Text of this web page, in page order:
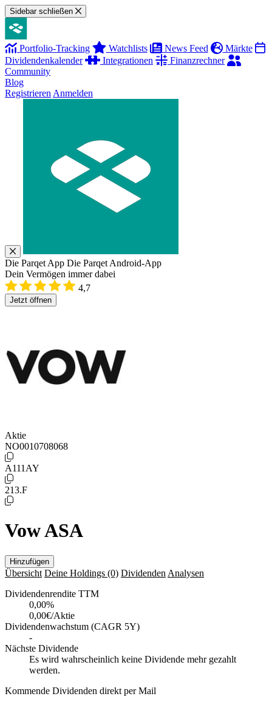
Sidebar schließen
Portfolio-Tracking Watchlists News Feed
Märkte
Dividendenkalender
Integrationen
Finanzrechner
Community
Blog
Registrieren Anmelden
Die Parqet App Die Parqet Android-App
Dein Vermögen immer dabei
4,7
Jetzt öffnen
Aktie
NO0010708068
A111AY
213.F
Vow ASA
Hinzufügen
Übersicht Deine Holdings (0) Dividenden Analysen
Dividendenrendite TTM
0,00%
0,00€/Aktie
Dividendenwachstum (CAGR 5Y)
-
Nächste Dividende
Es wird wahrscheinlich keine Dividende mehr gezahlt
werden.
Kommende Dividenden direkt per Mail